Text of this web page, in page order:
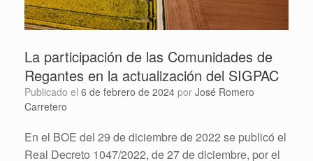
La participación de las Comunidades de
Regantes en la actualización del SIGPAC
Publicado el 6 de febrero de 2024 por José Romero
Carretero
En el BOE del 29 de diciembre de 2022 se publicó el
Real Decreto 1047/2022, de 27 de diciembre, por el